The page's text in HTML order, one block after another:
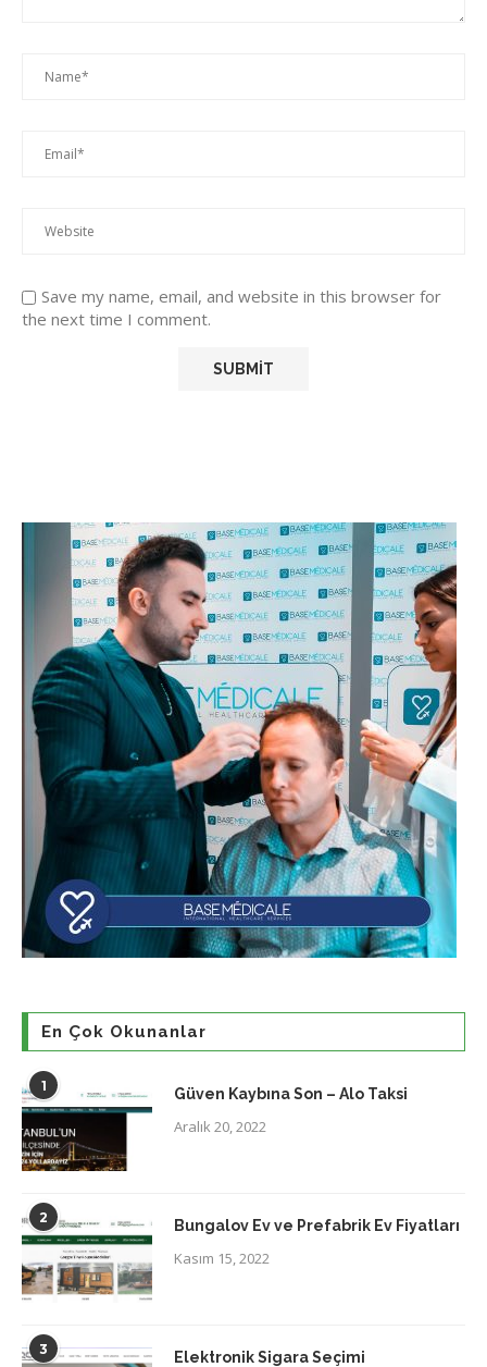
Save my name, email, and website in this browser for
the next time I comment.
En Çok Okunanlar
1 Güven Kaybına Son – Alo Taksi
Aralık 20, 2022
2 Bungalov Ev ve Prefabrik Ev Fiyatları
Kasım 15, 2022
3 Elektronik Sigara Seçimi